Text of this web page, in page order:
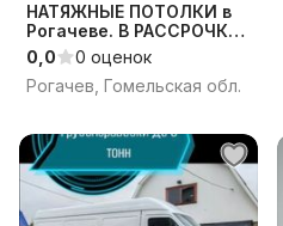
НАТЯЖНЫЕ ПОТОЛКИ в
Рогачеве. В РАССРОЧКУ
0%. делай сейчас плати
потом. БЕСПЛАТНЫЙ
ЗАМЕР
0,0
0 оценок
Рогачев, Гомельская обл.